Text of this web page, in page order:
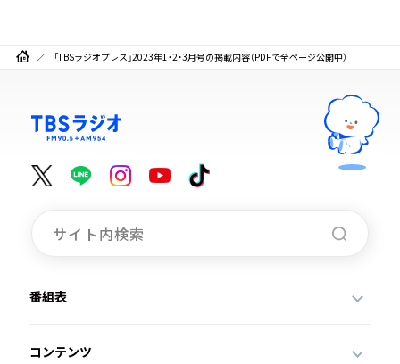
「TBSラジオプレス」2023年1・2・3月号の掲載内容（PDFで全ページ公開中）
番組表
コンテンツ